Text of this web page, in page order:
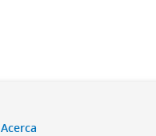
Acerca